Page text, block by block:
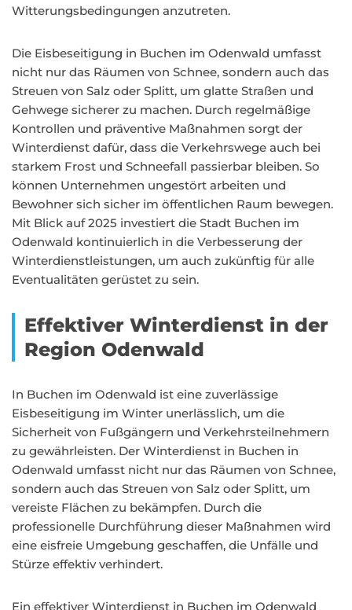
Witterungsbedingungen anzutreten.
Die Eisbeseitigung in Buchen im Odenwald umfasst
nicht nur das Räumen von Schnee, sondern auch das
Streuen von Salz oder Splitt, um glatte Straßen und
Gehwege sicherer zu machen. Durch regelmäßige
Kontrollen und präventive Maßnahmen sorgt der
Winterdienst dafür, dass die Verkehrswege auch bei
starkem Frost und Schneefall passierbar bleiben. So
können Unternehmen ungestört arbeiten und
Bewohner sich sicher im öffentlichen Raum bewegen.
Mit Blick auf 2025 investiert die Stadt Buchen im
Odenwald kontinuierlich in die Verbesserung der
Winterdienstleistungen, um auch zukünftig für alle
Eventualitäten gerüstet zu sein.
Effektiver Winterdienst in der
Region Odenwald
In Buchen im Odenwald ist eine zuverlässige
Eisbeseitigung im Winter unerlässlich, um die
Sicherheit von Fußgängern und Verkehrsteilnehmern
zu gewährleisten. Der Winterdienst in Buchen in
Odenwald umfasst nicht nur das Räumen von Schnee,
sondern auch das Streuen von Salz oder Splitt, um
vereiste Flächen zu bekämpfen. Durch die
professionelle Durchführung dieser Maßnahmen wird
eine eisfreie Umgebung geschaffen, die Unfälle und
Stürze effektiv verhindert.
Ein effektiver Winterdienst in Buchen im Odenwald